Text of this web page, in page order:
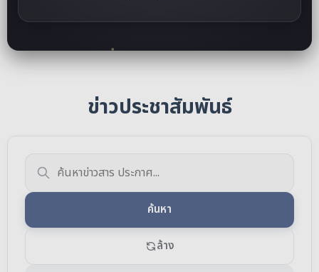
ข่าวประชาสัมพันธ์
ค้นหา
ล้าง